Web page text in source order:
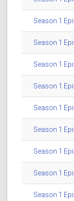
Season 1
Season 1
Season 1
Season 1
Season 1
Season 1
Season 1
Season 1
Season 1